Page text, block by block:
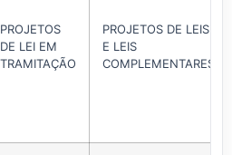
PROJETOS
DE LEI EM
TRAMITAÇÃO
PROJETOS DE LEIS
E LEIS
COMPLEMENTARES